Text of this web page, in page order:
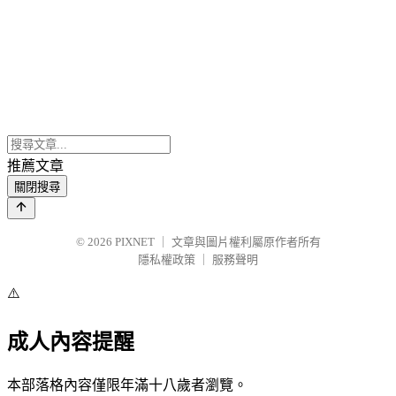
推薦文章
關閉搜尋
© 2026 PIXNET
文章與圖片權利屬原作者所有
隱私權政策
服務聲明
⚠️
成人內容提醒
本部落格內容僅限年滿十八歲者瀏覽。